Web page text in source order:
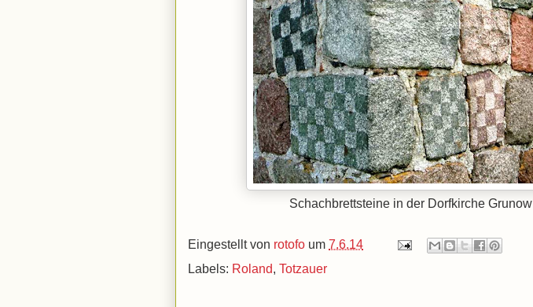
Schachbrettsteine in der Dorfkirche Grunow
Eingestellt von rotofo um 7.6.14
Labels: Roland, Totzauer